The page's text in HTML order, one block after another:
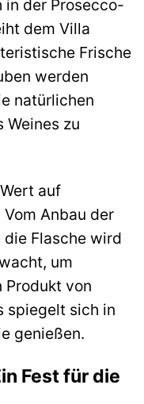
in der Prosecco-
dem Villa
Frische
werden
natürlichen
Weines zu
auf
Anbau der
Flasche wird
um
Produkt von
spiegelt sich in
genießen.
Fest für die